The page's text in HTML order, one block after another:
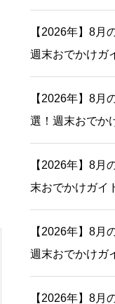
【2026年】8月
週末おでかけガ
【2026年】8月
選！週末おでか
【2026年】8月
末おでかけガイ
【2026年】8月
週末おでかけガ
【2026年】8月